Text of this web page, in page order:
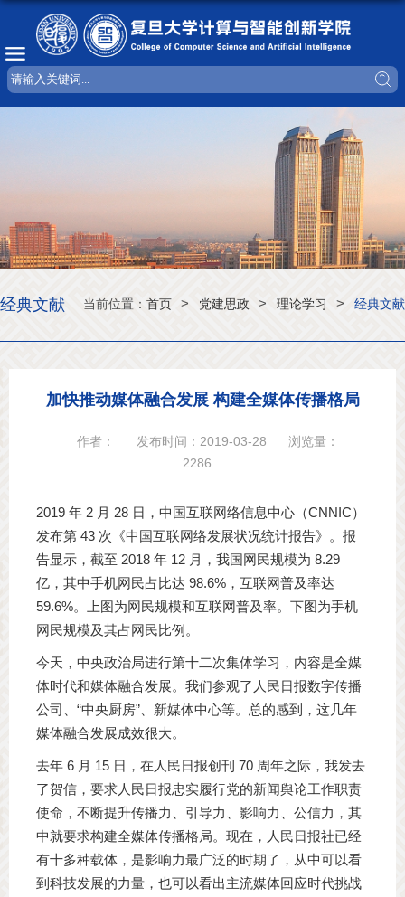
当前位置： 首页 > 党建思政 > 理论学习 > 经典文献
经典文献
加快推动媒体融合发展 构建全媒体传播格局
作者： 发布时间：2019-03-28
浏览量：
2286
2019 年 2 月 28 日，中国互联网络信息中心（CNNIC）
发布第 43 次《中国互联网络发展状况统计报告》。报
告显示，截至 2018 年 12 月，我国网民规模为 8.29
亿，其中手机网民占比达 98.6%，互联网普及率达
59.6%。上图为网民规模和互联网普及率。下图为手机
网民规模及其占网民比例。
今天，中央政治局进行第十二次集体学习，内容是全媒
体时代和媒体融合发展。我们参观了人民日报数字传播
公司、“中央厨房”、新媒体中心等。总的感到，这几年
媒体融合发展成效很大。
去年 6 月 15 日，在人民日报创刊 70 周年之际，我发去
了贺信，要求人民日报忠实履行党的新闻舆论工作职责
使命，不断提升传播力、引导力、影响力、公信力，其
中就要求构建全媒体传播格局。现在，人民日报社已经
有十多种载体，是影响力最广泛的时期了，从中可以看
到科技发展的力量，也可以看出主流媒体回应时代挑战